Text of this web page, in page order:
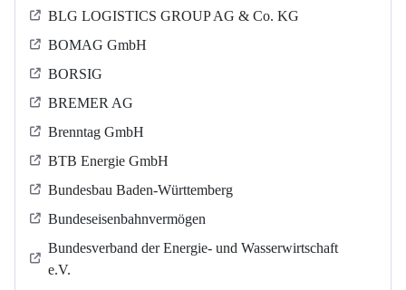
BLG LOGISTICS GROUP AG & Co. KG
BOMAG GmbH
BORSIG
BREMER AG
Brenntag GmbH
BTB Energie GmbH
Bundesbau Baden-Württemberg
Bundeseisenbahnvermögen
Bundesverband der Energie- und Wasserwirtschaft
e.V.